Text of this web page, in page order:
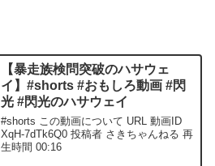
【暴走族検問突破のハサウェ
イ】#shorts #おもしろ動画 #閃
光 #閃光のハサウェイ
#shorts この動画について URL 動画ID
XqH-7dTk6Q0 投稿者 さきちゃんねる 再
生時間 00:16